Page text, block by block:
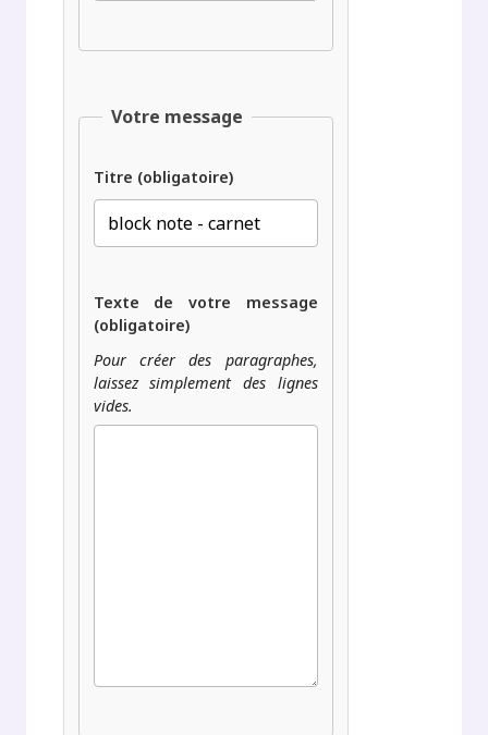
Votre message
Titre (obligatoire)
Texte de votre message
(obligatoire)
Pour créer des paragraphes,
laissez simplement des lignes
vides.